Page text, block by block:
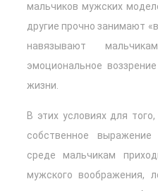
мальчиков мужских
другие прочно занимают
навязывают
эмоциональное
жизни.
В этих условиях для
собственное
среде мальчикам
мужского воображения,